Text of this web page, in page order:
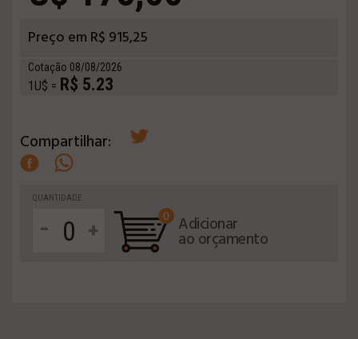
Preço em R$ 915,25
Cotação 08/08/2026
1U$ = R$ 5.23
Compartilhar:
QUANTIDADE
- +
0 Adicionar
ao orçamento